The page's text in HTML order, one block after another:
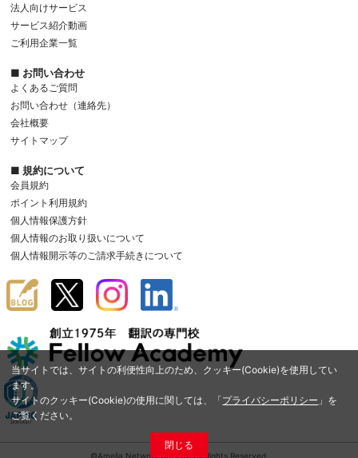
当サイトでは、サイトの利便性向上のため、クッキー(Cookie)を使用してい
ます。
サイトのクッキー(Cookie)の使用に関しては、「プライバシーポリシー 」を
ご覧ください。
閉じる
法人向けサービス
サービス紹介動画
ご利用企業一覧
■ お問い合わせ
よくあるご質問
お問い合わせ（連絡先）
会社概要
サイトマップ
■ 規約について
会員規約
ポイント利用規約
個人情報保護方針
個人情報のお取り扱いについて
個人情報開示等のご請求手続きについて
©Amelia Network Co.,Ltd. All Rights Reserved.